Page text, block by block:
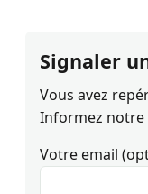
Signaler
Vous avez
Informez notre
Votre email